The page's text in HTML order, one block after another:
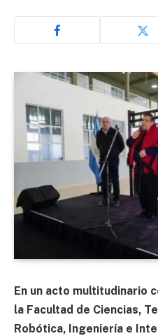
En un acto multitudinario
la Facultad de Ciencias,
Robótica, Ingeniería e